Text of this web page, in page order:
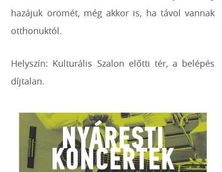
hazájuk örömét, még akkor is, ha távol vannak
otthonuktól.
Helyszín: Kulturális Szalon előtti tér, a belépés
díjtalan.